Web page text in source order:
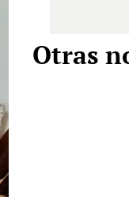
Otras